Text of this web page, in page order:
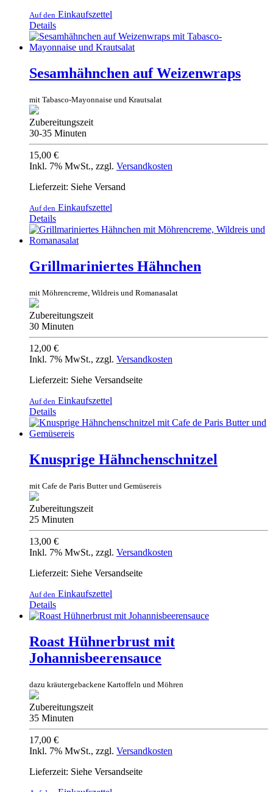
Auf den Einkaufszettel
Details
Sesamhähnchen auf Weizenwraps
mit Tabasco-Mayonnaise und Krautsalat
Zubereitungszeit
30-35 Minuten
15,00 €
Inkl. 7% MwSt., zzgl. Versandkosten
Lieferzeit: Siehe Versand
Auf den Einkaufszettel
Details
Grillmariniertes Hähnchen
mit Möhrencreme, Wildreis und Romanasalat
Zubereitungszeit
30 Minuten
12,00 €
Inkl. 7% MwSt., zzgl. Versandkosten
Lieferzeit: Siehe Versandseite
Auf den Einkaufszettel
Details
Knusprige Hähnchenschnitzel
mit Cafe de Paris Butter und Gemüsereis
Zubereitungszeit
25 Minuten
13,00 €
Inkl. 7% MwSt., zzgl. Versandkosten
Lieferzeit: Siehe Versandseite
Auf den Einkaufszettel
Details
Roast Hühnerbrust mit
Johannisbeerensauce
dazu kräutergebackene Kartoffeln und Möhren
Zubereitungszeit
35 Minuten
17,00 €
Inkl. 7% MwSt., zzgl. Versandkosten
Lieferzeit: Siehe Versandseite